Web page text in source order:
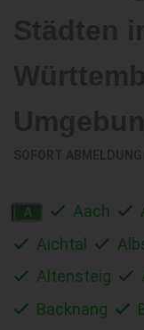
A Aach
Aichtal
Altensteig
Backnang